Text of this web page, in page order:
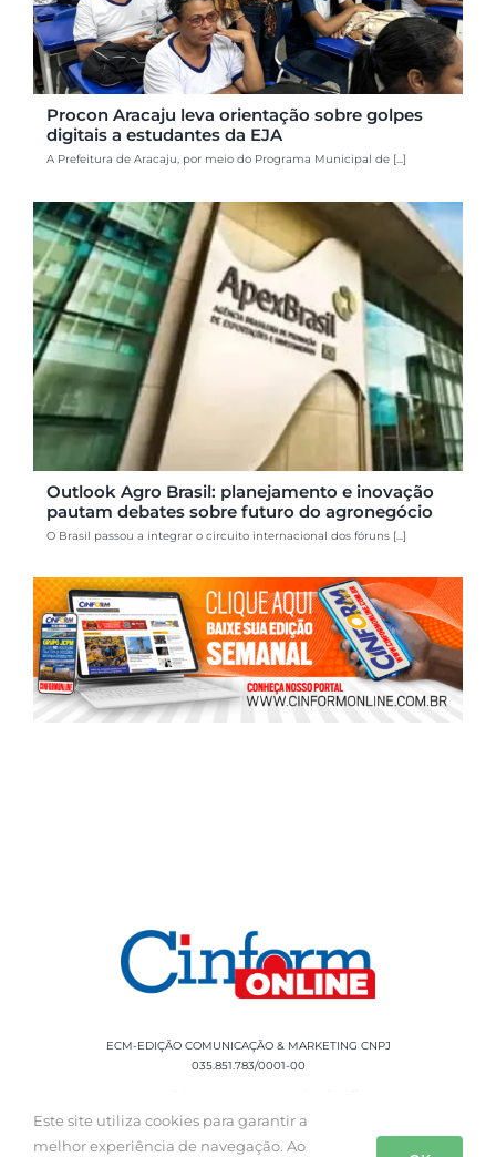
Procon Aracaju leva orientação sobre golpes
digitais a estudantes da EJA
A Prefeitura de Aracaju, por meio do Programa Municipal de [...]
Outlook Agro Brasil: planejamento e inovação
pautam debates sobre futuro do agronegócio
O Brasil passou a integrar o circuito internacional dos fóruns [...]
ECM-EDIÇÃO COMUNICAÇÃO & MARKETING CNPJ
035.851.783/0001-00
Rua Sílvio Cesar Leite, 90 Salgado Filho -
Aracaju, SE, CEP: 49020-060 Fone: +55 79
Este site utiliza cookies para garantir a
melhor experiência de navegação. Ao